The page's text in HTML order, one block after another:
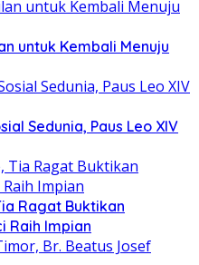
untuk Kembali Menuju
Sedunia, Paus Leo XIV
Ragat Buktikan
Raih Impian